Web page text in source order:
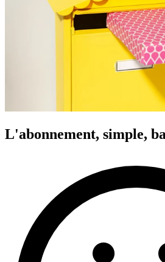
L'abonnement, simple,